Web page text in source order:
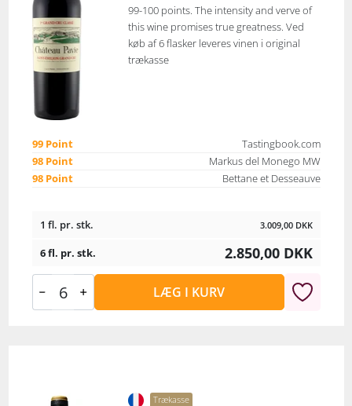
99-100 points. The intensity and verve of
this wine promises true greatness. Ved
køb af 6 flasker leveres vinen i original
trækasse
99 Point
Tastingbook.com
98 Point
Markus del Monego MW
98 Point
Bettane et Desseauve
1 fl. pr. stk. 3.009,00 DKK
6 fl. pr. stk. 2.850,00 DKK
LÆG I KURV
Trækasse